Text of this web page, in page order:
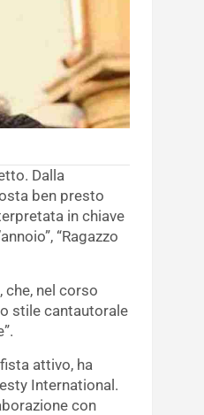
Dalla
ben presto
in chiave
“Ragazzo
che, nel corso
stile cantautorale
attivo, ha
International.
con